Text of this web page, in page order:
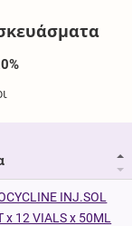
INJ.SOL
x 12 VIALS x 50ML